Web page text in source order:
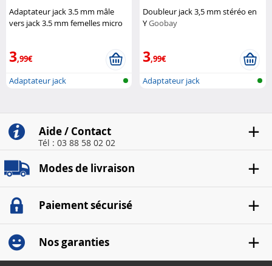
Adaptateur jack 3.5 mm mâle
vers jack 3.5 mm femelles micro
3,99€
Adaptateur jack
Doubleur jack 3,5 mm stéréo en
YGoobay
3,99€
Adaptateur jack
Aide / Contact
Tél : 03 88 58 02 02
Modes de livraison
Paiement sécurisé
Nos garanties